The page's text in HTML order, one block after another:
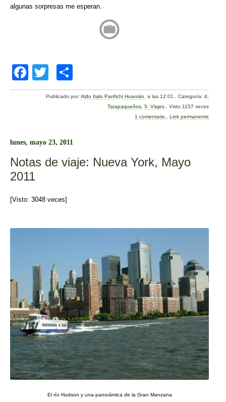
algunas sorpresas me esperan.
F
a
b
o
k
wi o
m
tir
Publicado por:Aldo Italo Panfichi Huamán a las 12:01 .Categoría:4.
Tarapaqueños ,5. Viajes
Visto:1157 veces
1 comentario
Link permanente
lunes, mayo 23, 2011
Notas de viaje: Nueva York, Mayo
2011
[Visto: 3048 veces]
El río Hudson y una panorámica de la Gran Manzana